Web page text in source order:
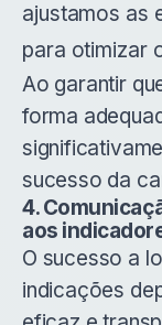
ajustamos as
para otimizar
Ao garantir
forma
sucesso da
4.
aos
O sucesso a
indicações